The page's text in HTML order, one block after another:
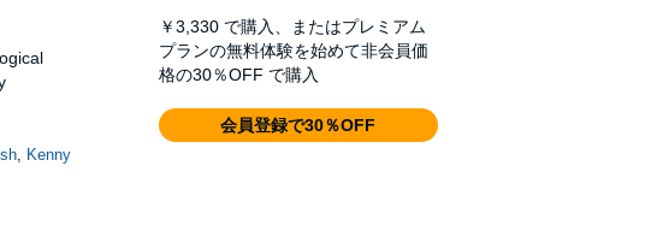
Kenny
￥3,330 で購入、またはプレミアム
プランの無料体験を始めて非会員価
格の30％OFF で購入
会員登録で30％OFF